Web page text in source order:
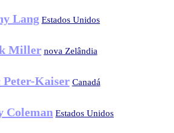
Lang Estados Unidos
Miller nova Zelândia
Kaiser Canadá
Coleman Estados Unidos